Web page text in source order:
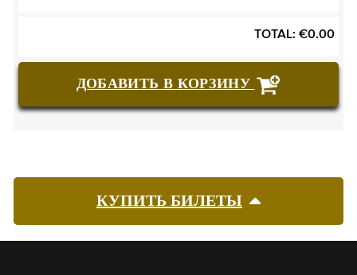
TOTAL: €0.00
ДОБАВИТЬ В КОРЗИНУ
КУПИТЬ БИЛЕТЫ